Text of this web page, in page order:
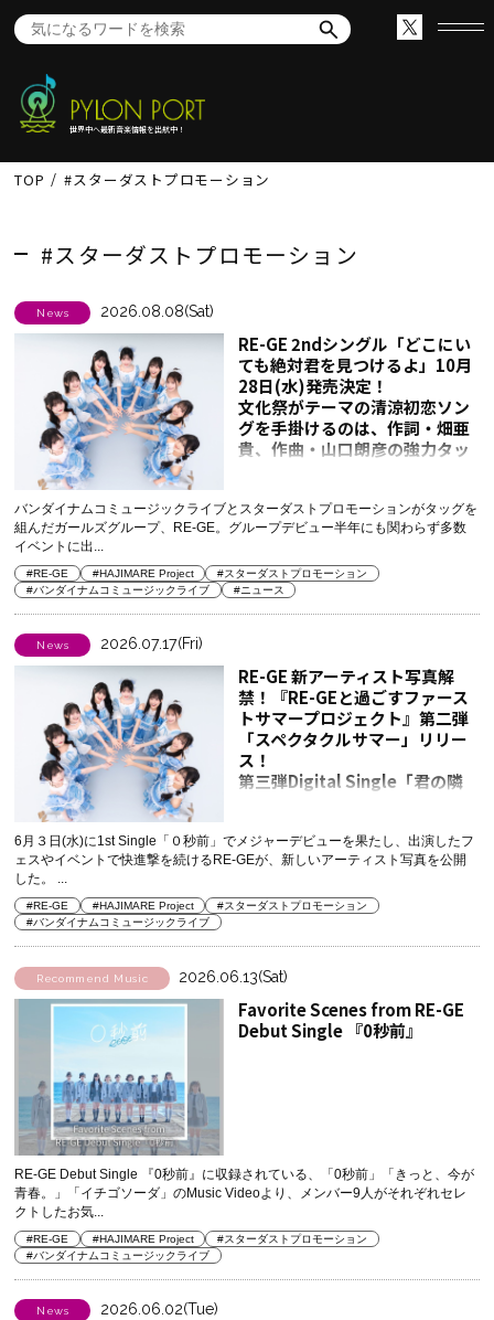
世界中へ最新音楽情報を出航中！
TOP #スターダストプロモーション
#スターダストプロモーション
News 2026.08.08(Sat)
RE-GE 2ndシングル「どこにい
ても絶対君を見つけるよ」10月
28日(水)発売決定！
文化祭がテーマの清涼初恋ソン
グを手掛けるのは、作詞・畑亜
貴、作曲・山口朗彦の強力タッ
バンダイナムコミュージックライブとスターダストプロモーションがタッグを
組んだガールズグループ、RE-GE。グループデビュー半年にも関わらず多数
イベントに出...
#RE-GE #HAJIMARE Project
#スターダストプロモーション
#バンダイナムコミュージックライブ
#ニュース
News 2026.07.17(Fri)
RE-GE 新アーティスト写真解
禁！『RE-GEと過ごすファース
トサマープロジェクト』第二弾
「スペクタクルサマー」リリー
ス！
第三弾Digital Single「君の隣
6月３日(水)に1st Single「０秒前」でメジャーデビューを果たし、出演したフ
ェスやイベントで快進撃を続けるRE-GEが、新しいアーティスト写真を公開
した。 ...
#RE-GE #HAJIMARE Project
#スターダストプロモーション
#バンダイナムコミュージックライブ
Recommend Music 2026.06.13(Sat)
Favorite Scenes from RE-GE
Debut Single 『0秒前』
RE-GE Debut Single 『0秒前』に収録されている、「0秒前」「きっと、今が
青春。」「イチゴソーダ」のMusic Videoより、メンバー9人がそれぞれセレ
クトしたお気...
#RE-GE #HAJIMARE Project
#スターダストプロモーション
#バンダイナムコミュージックライブ
News 2026.06.02(Tue)